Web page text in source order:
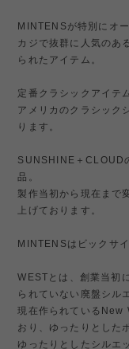
MINTENSが特別にオ
カジで抜群に人気のあ
られたアイテム。
定番クラシックアイテ
アメリカのクラシック
ります。
SUNSHINE＋CLOUD
品。
製作当初から現在まで
上げております。
MINTENSはビックサ
WESTとは、創業当初
られていない廃盤シル
現在作られているNew
おり、ゆったりとした
ゆったりとしたシルエ